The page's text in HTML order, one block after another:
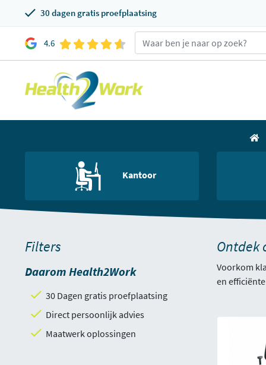
30 dagen gratis proefplaatsing
4.6
Kantoor
Filters
Daarom Health2Work
30 Dagen gratis proefplaatsing
Direct persoonlijk advies
Maatwerk oplossingen
Ontdek
Voorkom
en